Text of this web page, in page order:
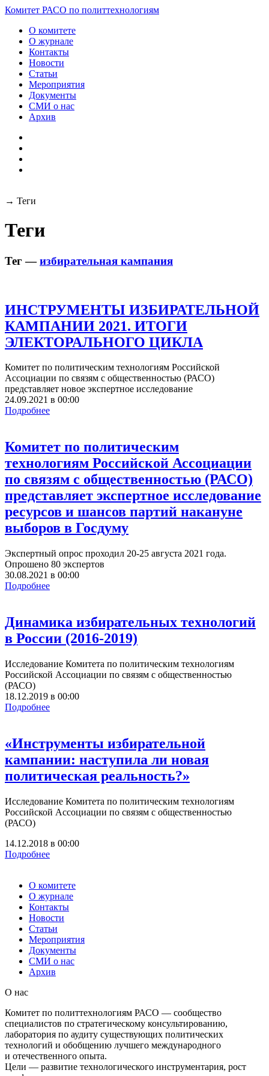
Комитет РАСО по политтехнологиям
О комитете
О журнале
Контакты
Новости
Статьи
Мероприятия
Документы
СМИ о нас
Архив
→ Теги
Теги
Тег —избирательная кампания
ИНСТРУМЕНТЫ ИЗБИРАТЕЛЬНОЙ
КАМПАНИИ 2021. ИТОГИ
ЭЛЕКТОРАЛЬНОГО ЦИКЛА
Комитет по политическим технологиям Российской
Ассоциации по связям с общественностью (РАСО)
представляет новое экспертное исследование
24.09.2021 в 00:00
Подробнее
Комитет по политическим
технологиям Российской Ассоциации
по связям с общественностью (РАСО)
представляет экспертное исследование
ресурсов и шансов партий накануне
выборов в Госдуму
Экспертный опрос проходил 20-25 августа 2021 года.
Опрошено 80 экспертов
30.08.2021 в 00:00
Подробнее
Динамика избирательных технологий
в России (2016-2019)
Исследование Комитета по политическим технологиям
Российской Ассоциации по связям с общественностью
(РАСО)
18.12.2019 в 00:00
Подробнее
«Инструменты избирательной
кампании: наступила ли новая
политическая реальность?»
Исследование Комитета по политическим технологиям
Российской Ассоциации по связям с общественностью
(РАСО)
14.12.2018 в 00:00
Подробнее
О комитете
О журнале
Контакты
Новости
Статьи
Мероприятия
Документы
СМИ о нас
Архив
О нас
Комитет по политтехнологиям РАСО — сообщество
специалистов по стратегическому консультированию,
лаборатория по аудиту существующих политических
технологий и обобщению лучшего международного
и отечественного опыта.
Цели — развитие технологического инструментария, рост